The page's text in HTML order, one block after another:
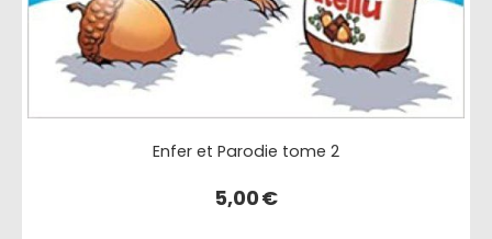
Enfer et Parodie tome 2
5,00€